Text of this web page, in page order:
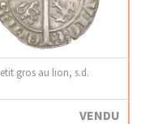
gros au lion, s.d.
VENDU